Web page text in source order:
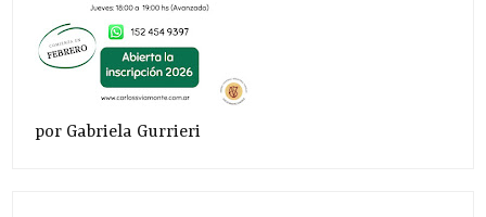
por Gabriela Gurrieri